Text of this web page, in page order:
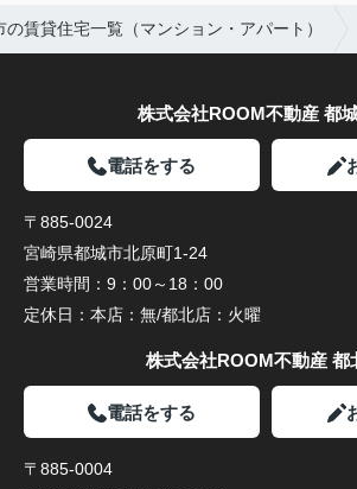
の賃貸住宅一覧（マンション・アパート）
株式会社ROOM不動産 都
電話をする
〒885-0024
宮崎県都城市北原町1-24
営業時間： 9：00～18：00
定休日： 本店：無/都北店：火曜
株式会社ROOM不動産 都
電話をする
〒885-0004